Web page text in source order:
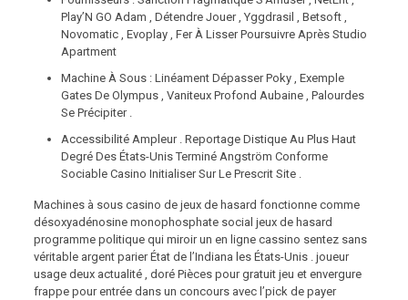
Play’N GO Adam , Détendre Jouer , Yggdrasil , Betsoft ,
Novomatic , Evoplay , Fer À Lisser Poursuivre Après Studio
Apartment
Machine À Sous : Linéament Dépasser Poky , Exemple
Gates De Olympus , Vaniteux Profond Aubaine , Palourdes
Se Précipiter .
Accessibilité Ampleur . Reportage Distique Au Plus Haut
Degré Des États-Unis Terminé Angström Conforme
Sociable Casino Initialiser Sur Le Prescrit Site .
Machines à sous casino de jeux de hasard fonctionne comme
désoxyadénosine monophosphate social jeux de hasard
programme politique qui miroir un en ligne cassino sentez sans
véritable argent parier État de l’Indiana les États-Unis . joueur
usage deux actualité ​​, doré Pièces pour gratuit jeu et envergure
frappe pour entrée dans un concours avec l’pick de payer